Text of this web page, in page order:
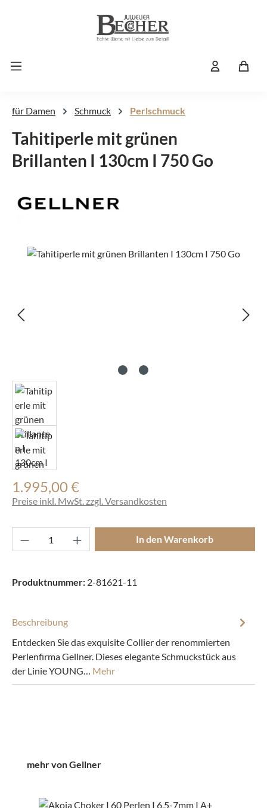
Zum Hauptinhalt springen
für Damen Schmuck Perlschmuck
Tahitiperle mit grünen
Brillanten I 130cm I 750 Go
Bildergalerie überspringen
Regulärer Preis:
1.995,00 €
Preise inkl. MwSt. zzgl. Versandkosten
Produkt Anzahl: Gib den gewünschten
In den Warenkorb
Produktnummer: 2-81621-11
Beschreibung
Entdecken Sie das exquisite Collier der renommierten
Perlenfirma Gellner. Dieses elegante Schmuckstück aus
der Linie YOUNG… Mehr
Produktgalerie überspringen
mehr von Gellner